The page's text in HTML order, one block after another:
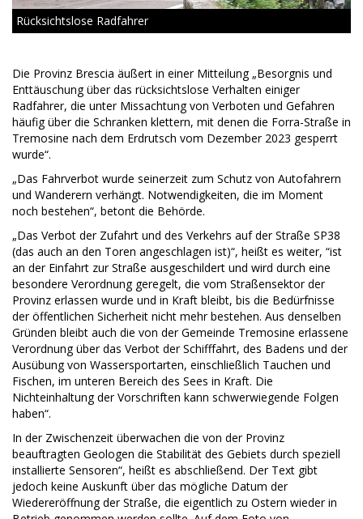
Rücksichtslose Radfahrer
Die Provinz Brescia äußert in einer Mitteilung „Besorgnis und
Enttäuschung über das rücksichtslose Verhalten einiger
Radfahrer, die unter Missachtung von Verboten und Gefahren
häufig über die Schranken klettern, mit denen die Forra-Straße in
Tremosine nach dem Erdrutsch vom Dezember 2023 gesperrt
wurde“.
„Das Fahrverbot wurde seinerzeit zum Schutz von Autofahrern
und Wanderern verhängt. Notwendigkeiten, die im Moment
noch bestehen“, betont die Behörde.
„Das Verbot der Zufahrt und des Verkehrs auf der Straße SP38
(das auch an den Toren angeschlagen ist)“, heißt es weiter, “ist
an der Einfahrt zur Straße ausgeschildert und wird durch eine
besondere Verordnung geregelt, die vom Straßensektor der
Provinz erlassen wurde und in Kraft bleibt, bis die Bedürfnisse
der öffentlichen Sicherheit nicht mehr bestehen. Aus denselben
Gründen bleibt auch die von der Gemeinde Tremosine erlassene
Verordnung über das Verbot der Schifffahrt, des Badens und der
Ausübung von Wassersportarten, einschließlich Tauchen und
Fischen, im unteren Bereich des Sees in Kraft. Die
Nichteinhaltung der Vorschriften kann schwerwiegende Folgen
haben“.
In der Zwischenzeit überwachen die von der Provinz
beauftragten Geologen die Stabilität des Gebiets durch speziell
installierte Sensoren“, heißt es abschließend. Der Text gibt
jedoch keine Auskunft über das mögliche Datum der
Wiedereröffnung der Straße, die eigentlich zu Ostern wieder in